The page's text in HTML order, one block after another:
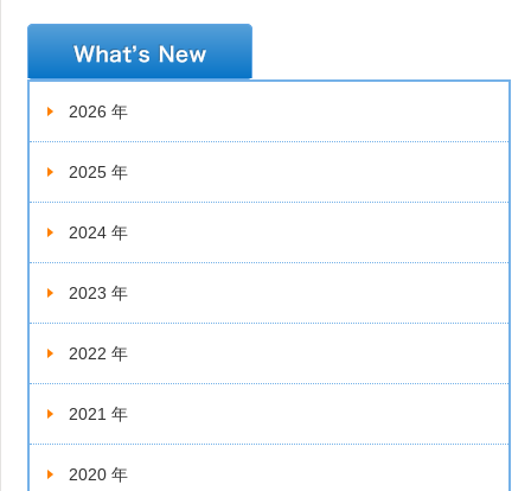
2026 年
2025 年
2024 年
2023 年
2022 年
2021 年
2020 年